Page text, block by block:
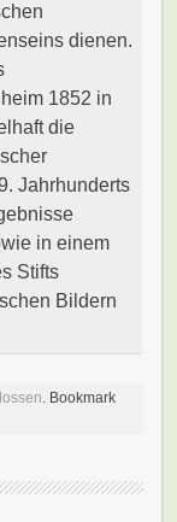
dienen.
1852 in
die
Jahrhunderts
in einem
Stifts
Bildern
. Bookmark